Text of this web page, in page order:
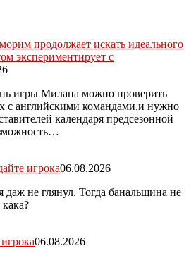
продолжает искать идеального
экспериментирует с
игры Милана можно проверить
с английскими командами,и нужно
календаря предсезонной
игрока06.08.2026
не глянул. Тогда банальщина не
06.08.2026